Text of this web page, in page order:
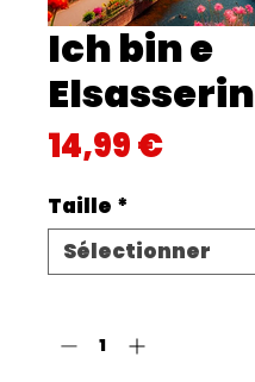
Ich bin e
Elsasserin
14,99 €Prix
Taille *